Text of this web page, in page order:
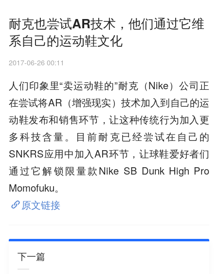
耐克也尝试AR技术，他们通过它维
系自己的运动鞋文化
2017-06-26 00:11
人们印象里“卖运动鞋的”耐克（Nike）公司正
在尝试将AR（增强现实）技术加入到自己的运
动鞋发布和销售环节，让这种传统行为加入更
多科技含量。目前耐克已经尝试在自己的
SNKRS应用中加入AR环节，让球鞋爱好者们
通过它解锁限量款Nike SB Dunk High Pro
Momofuku。
原文链接
下一篇